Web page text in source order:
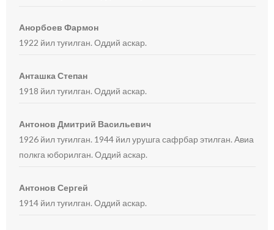
Анорбоев Фармон
1922 йил туғилган. Оддий аскар.
Анташка Степан
1918 йил туғилган. Оддий аскар.
Антонов Дмитрий Васильевич
1926 йил туғилган. 1944 йил урушга сафрбар этилган. Авиа
полкга юборилган. Оддий аскар.
Антонов Сергей
1914 йил туғилган. Оддий аскар.